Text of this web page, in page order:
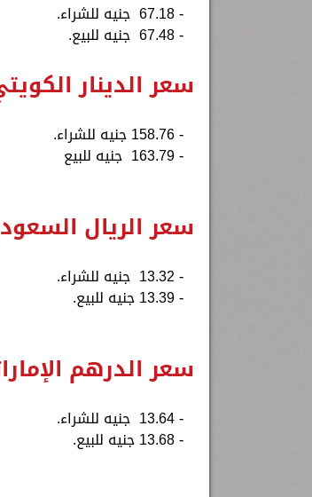
- 67.18 جنيه للشراء.
- 67.48 جنيه للبيع.
سعر الدينار
- 158.76 جنيه للشراء.
- 163.79 جنيه للبيع
سعر الريال
- 13.32 جنيه للشراء.
- 13.39 جنيه للبيع.
سعر الدرهم
- 13.64 جنيه للشراء.
- 13.68 جنيه للبيع.